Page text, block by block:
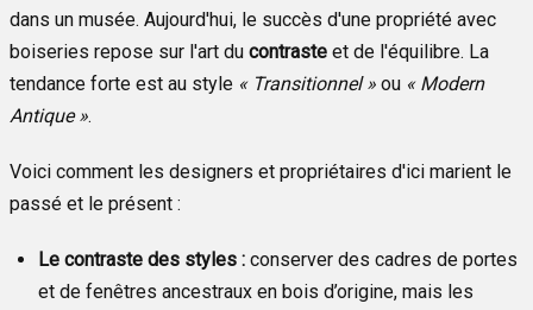
dans un musée. Aujourd'hui, le succès d'une propriété avec
boiseries repose sur l'art du contraste et de l'équilibre. La
tendance forte est au style « Transitionnel » ou « Modern
Antique ».
Voici comment les designers et propriétaires d'ici marient le
passé et le présent :
Le contraste des styles : conserver des cadres de portes
et de fenêtres ancestraux en bois d’origine, mais les